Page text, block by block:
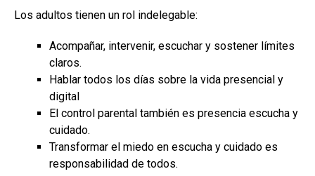
Los adultos tienen un rol indelegable:
Acompañar, intervenir, escuchar y sostener límites
claros.
Hablar todos los días sobre la vida presencial y
digital
El control parental también es presencia escucha y
cuidado.
Transformar el miedo en escucha y cuidado es
responsabilidad de todos.